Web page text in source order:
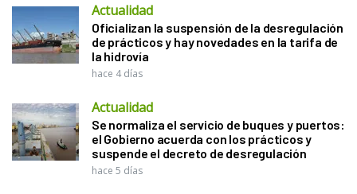
Actualidad
Oficializan la suspensión de la desregulación
de prácticos y hay novedades en la tarifa de
la hidrovía
hace 4 días
Actualidad
Se normaliza el servicio de buques y puertos:
el Gobierno acuerda con los prácticos y
suspende el decreto de desregulación
hace 5 días